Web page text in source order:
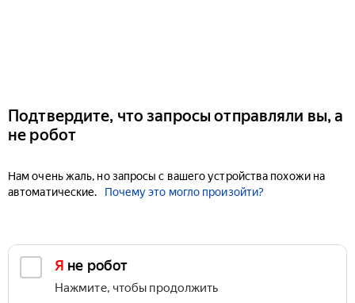
Подтвердите, что запросы отправляли вы, а
не робот
Нам очень жаль, но запросы с вашего устройства похожи на
автоматические.
Почему это могло произойти?
Я не робот
Нажмите, чтобы продолжить